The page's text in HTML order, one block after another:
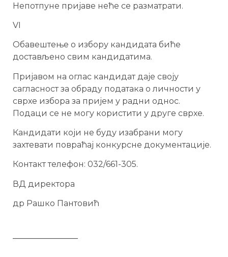
Непотпуне пријаве неће се разматрати.
VI
Oбавештење о избору кандидата биће
достављено свим кандидатима.
Пријавом на оглас кандидат даје своју
сагласност за обраду података о личности у
сврхе избора за пријем у радни однос.
Подаци се не могу користити у друге сврхе.
Кандидати који не буду изабрани могу
захтевати повраћај конкурсне документације.
Контакт телефон: 032/661-305.
ВД директора
др Рашко Пантовић